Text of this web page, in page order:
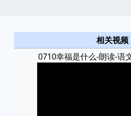
相关视频
0710幸福是什么-朗读-语